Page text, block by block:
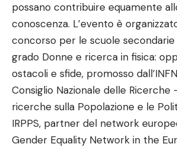
possano contribuire equamente
conoscenza. L’evento è
concorso per le scuole
grado Donne e ricerca in fisica:
ostacoli e sfide, promosso
Consiglio Nazionale delle Ricerche
ricerche sulla Popolazione e le
IRPPS, partner del network
Gender Equality Network in the